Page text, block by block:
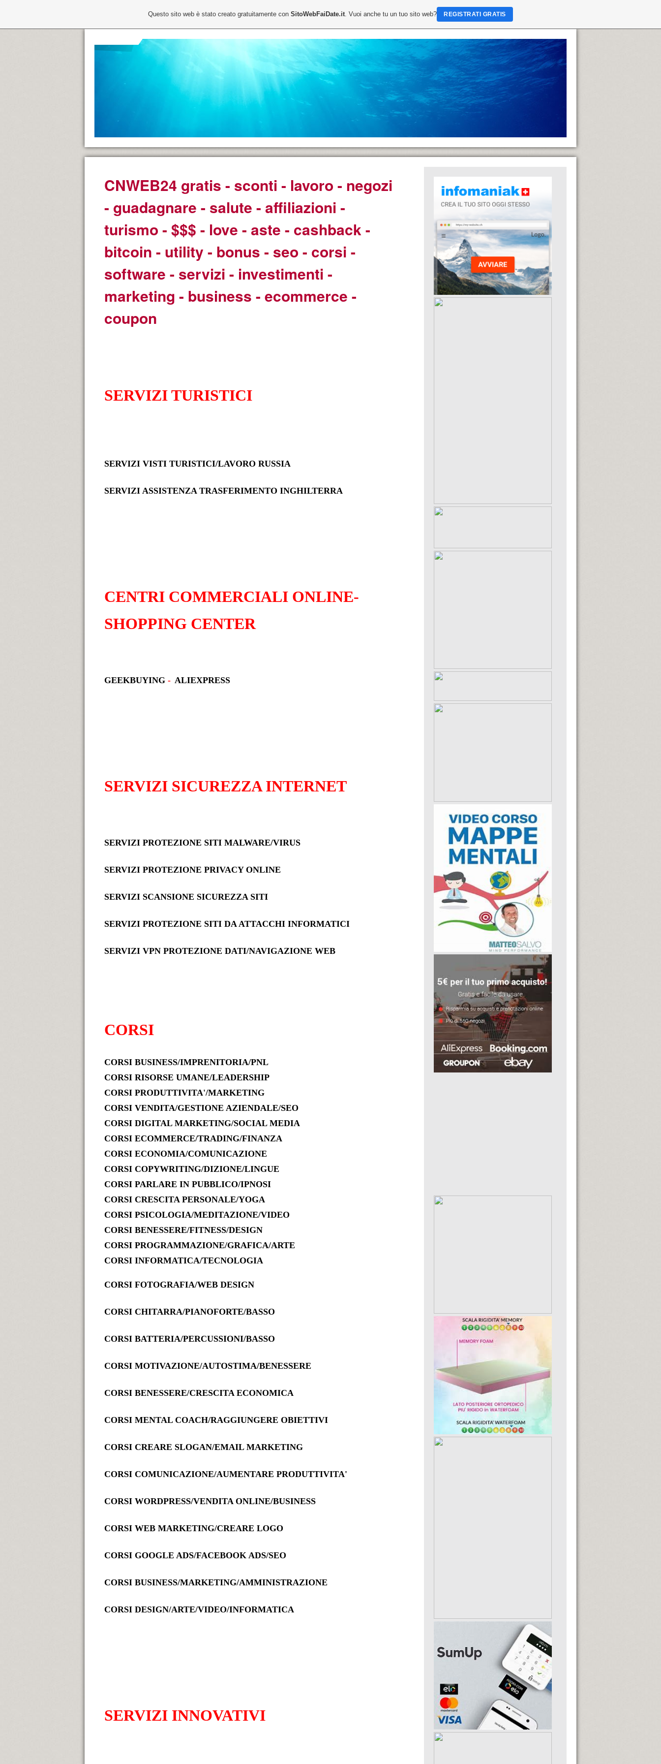
CNWEB24 gratis - sconti - lavoro - negozi
- guadagnare - salute - affiliazioni -
turismo - $$$ - love - aste - cashback -
bitcoin - utility - bonus - seo - corsi -
software - servizi - investimenti -
marketing - business - ecommerce -
coupon
SERVIZI TURISTICI
SERVIZI VISTI TURISTICI/LAVORO RUSSIA
SERVIZI ASSISTENZA TRASFERIMENTO INGHILTERRA
CENTRI COMMERCIALI ONLINE-
SHOPPING CENTER
GEEKBUYING - ALIEXPRESS
SERVIZI SICUREZZA INTERNET
SERVIZI PROTEZIONE SITI MALWARE/VIRUS
SERVIZI PROTEZIONE PRIVACY ONLINE
SERVIZI SCANSIONE SICUREZZA SITI
SERVIZI PROTEZIONE SITI DA ATTACCHI INFORMATICI
SERVIZI VPN PROTEZIONE DATI/NAVIGAZIONE WEB
CORSI
CORSI BUSINESS/IMPRENITORIA/PNL
CORSI RISORSE UMANE/LEADERSHIP
CORSI PRODUTTIVITA'/MARKETING
CORSI VENDITA/GESTIONE AZIENDALE/SEO
CORSI DIGITAL MARKETING/SOCIAL MEDIA
CORSI ECOMMERCE/TRADING/FINANZA
CORSI ECONOMIA/COMUNICAZIONE
CORSI COPYWRITING/DIZIONE/LINGUE
CORSI PARLARE IN PUBBLICO/IPNOSI
CORSI CRESCITA PERSONALE/YOGA
CORSI PSICOLOGIA/MEDITAZIONE/VIDEO
CORSI BENESSERE/FITNESS/DESIGN
CORSI PROGRAMMAZIONE/GRAFICA/ARTE
CORSI INFORMATICA/TECNOLOGIA
CORSI FOTOGRAFIA/WEB DESIGN
CORSI CHITARRA/PIANOFORTE/BASSO
CORSI BATTERIA/PERCUSSIONI/BASSO
CORSI MOTIVAZIONE/AUTOSTIMA/BENESSERE
CORSI BENESSERE/CRESCITA ECONOMICA
CORSI MENTAL COACH/RAGGIUNGERE OBIETTIVI
CORSI CREARE SLOGAN/EMAIL MARKETING
CORSI COMUNICAZIONE/AUMENTARE PRODUTTIVITA'
CORSI WORDPRESS/VENDITA ONLINE/BUSINESS
CORSI WEB MARKETING/CREARE LOGO
CORSI GOOGLE ADS/FACEBOOK ADS/SEO
CORSI BUSINESS/MARKETING/AMMINISTRAZIONE
CORSI DESIGN/ARTE/VIDEO/INFORMATICA
SERVIZI INNOVATIVI
Questo sito web è stato creato gratuitamente conSitoWebFaiDate.it. Vuoi anche tu un tuo sito web? REGISTRATI GRATIS